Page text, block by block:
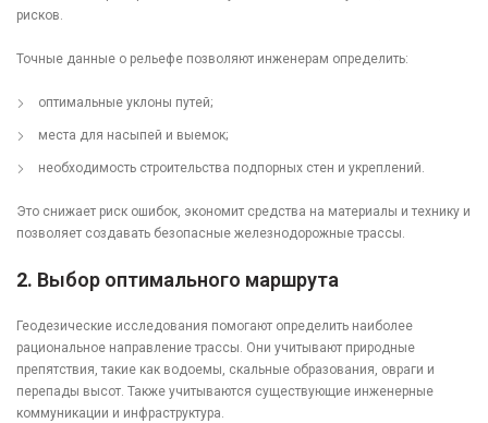
рисков.
Точные данные о рельефе позволяют инженерам определить:
оптимальные уклоны путей;
места для насыпей и выемок;
необходимость строительства подпорных стен и укреплений.
Это снижает риск ошибок, экономит средства на материалы и технику и
позволяет создавать безопасные железнодорожные трассы.
2. Выбор оптимального маршрута
Геодезические исследования помогают определить наиболее
рациональное направление трассы. Они учитывают природные
препятствия, такие как водоемы, скальные образования, овраги и
перепады высот. Также учитываются существующие инженерные
коммуникации и инфраструктура.